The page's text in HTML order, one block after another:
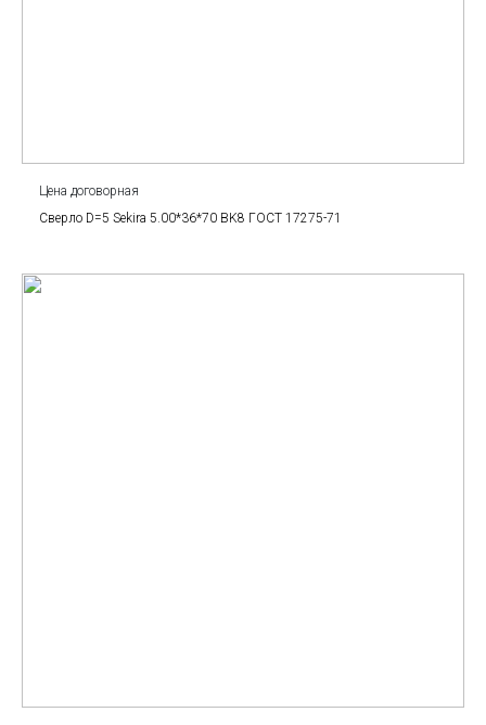
Цена договорная
Сверло D=5 Sekira 5.00*36*70 BK8 ГОСТ 17275-71